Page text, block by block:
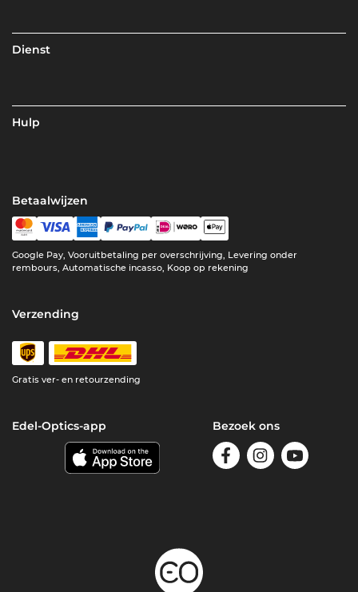
Dienst
Hulp
Betaalwijzen
Google Pay, Vooruitbetaling per overschrijving, Levering onder
rembours, Automatische incasso, Koop op rekening
Verzending
Gratis ver- en retourzending
Edel-Optics-app Bezoek ons